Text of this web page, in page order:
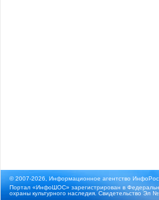
© 2007-2026, Информационное агентство
Портал «ИнфоШОС» зарегистрирован в
охраны культурного наследия. Свидетельство Эл